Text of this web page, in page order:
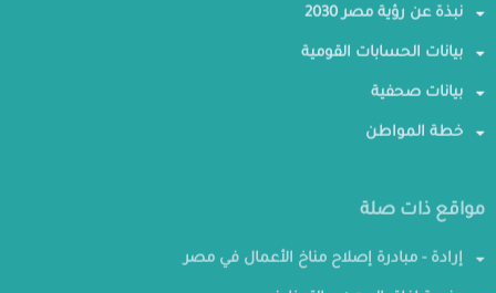
نبذة عن رؤية مصر 2030
بيانات الحسابات القومية
بيانات صحفية
خطة المواطن
مواقع ذات صلة
إرادة - مبادرة إصلاح مناخ الأعمال في مصر